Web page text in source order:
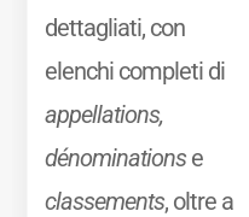
dettagliati, con
elenchi completi di
appellations,
dénominationse
classements, oltre a